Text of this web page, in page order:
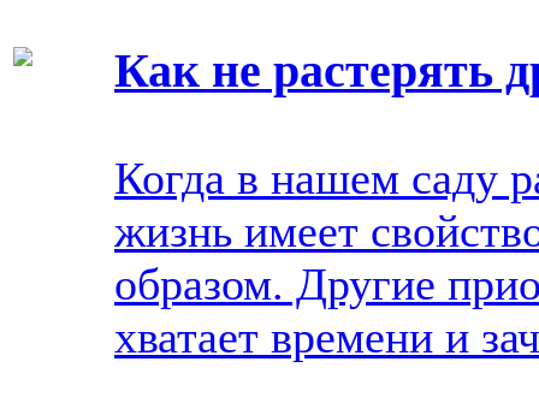
Как не растерять
Когда в нашем саду
жизнь имеет
образом. Другие
хватает времени и